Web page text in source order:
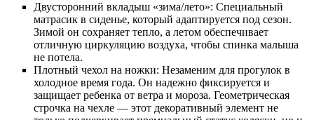
Двусторонний вкладыш «зима/лето»: Специальный
матрасик в сиденье, который адаптируется под сезон.
Зимой он сохраняет тепло, а летом обеспечивает
отличную циркуляцию воздуха, чтобы спинка малыша
не потела.
Плотный чехол на ножки: Незаменим для прогулок в
холодное время года. Он надежно фиксируется и
защищает ребенка от ветра и мороза. Геометрическая
строчка на чехле — этот декоративный элемент не